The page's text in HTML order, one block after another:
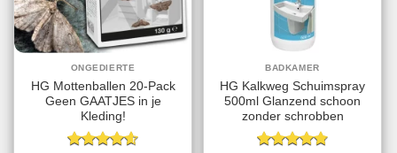
ONGEDIERTE
HG Mottenballen 20-Pack
Geen GAATJES in je
Kleding!
BADKAMER
HG Kalkweg Schuimspray
500ml Glanzend schoon
zonder schrobben